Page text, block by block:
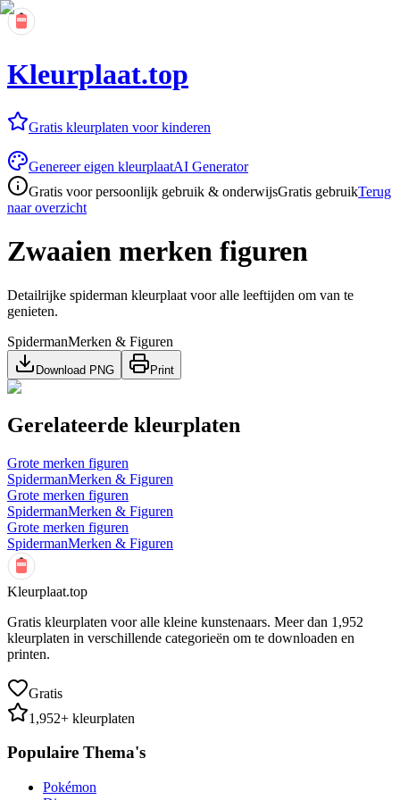
Kleurplaat.top
Gratis kleurplaten voor kinderen
Genereer eigen kleurplaatAI Generator
Gratis voor persoonlijk gebruik & onderwijsGratis gebruikTerug
naar overzicht
Zwaaien merken figuren
Detailrijke spiderman kleurplaat voor alle leeftijden om van te
genieten.
SpidermanMerken & Figuren
Download PNG Print
Gerelateerde kleurplaten
Grote merken figuren
SpidermanMerken & Figuren
Grote merken figuren
SpidermanMerken & Figuren
Grote merken figuren
SpidermanMerken & Figuren
Kleurplaat.top
Gratis kleurplaten voor alle kleine kunstenaars. Meer dan 1,952
kleurplaten in verschillende categorieën om te downloaden en
printen.
Gratis
1,952+ kleurplaten
Populaire Thema's
Pokémon